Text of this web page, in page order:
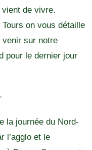
vient de vivre.
on vous détaille
venir sur notre
pour le dernier jour
la journée du Nord-
l’agglo et le